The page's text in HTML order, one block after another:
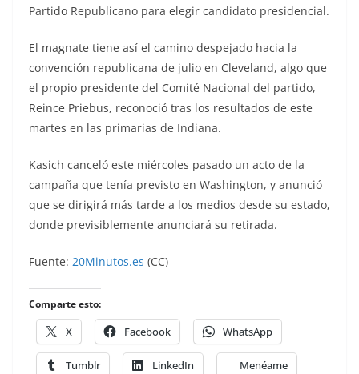
Partido Republicano para elegir candidato presidencial.
El magnate tiene así el camino despejado hacia la
convención republicana de julio en Cleveland, algo que
el propio presidente del Comité Nacional del partido,
Reince Priebus, reconoció tras los resultados de este
martes en las primarias de Indiana.
Kasich canceló este miércoles pasado un acto de la
campaña que tenía previsto en Washington, y anunció
que se dirigirá más tarde a los medios desde su estado,
donde previsiblemente anunciará su retirada.
Fuente: 20Minutos.es (CC)
Comparte esto:
X Facebook WhatsApp
Tumblr LinkedIn Menéame